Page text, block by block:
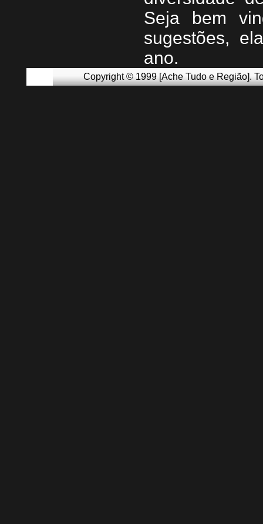
Seja bem
sugestões,
ano.
Copyright © 1999 [Ache Tudo e Região].